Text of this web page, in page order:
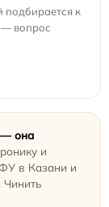
к
— вопрос
— она
и
в Казани и
Чинить